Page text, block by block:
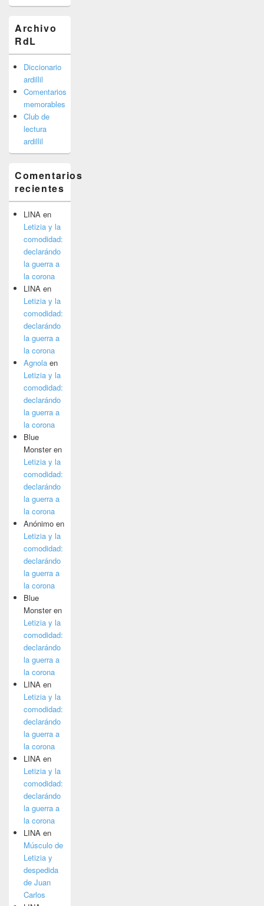
Archivo
RdL
Diccionario
ardillil
Comentarios
memorables
Club de
lectura
ardillil
Comentarios
recientes
LINA en
Letizia y la
comodidad:
declarándo
la guerra a
la corona
LINA en
Letizia y la
comodidad:
declarándo
la guerra a
la corona
Agnola en
Letizia y la
comodidad:
declarándo
la guerra a
la corona
Blue
Monsteren
Letizia y la
comodidad:
declarándo
la guerra a
la corona
Anónimo en
Letizia y la
comodidad:
declarándo
la guerra a
la corona
Blue
Monsteren
Letizia y la
comodidad:
declarándo
la guerra a
la corona
LINA en
Letizia y la
comodidad:
declarándo
la guerra a
la corona
LINA en
Letizia y la
comodidad:
declarándo
la guerra a
la corona
LINA en
Músculo de
Letizia y
despedida
de Juan
Carlos